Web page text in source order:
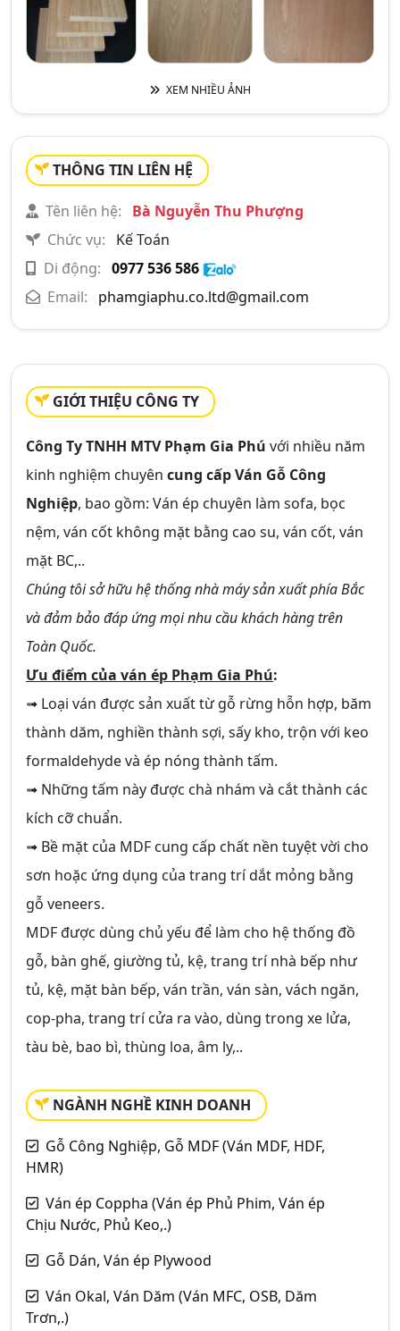
XEM NHIỀU ẢNH
THÔNG TIN LIÊN HỆ
Tên liên hệ:
Bà Nguyễn Thu Phượng
Chức vụ:
Kế Toán
Di động: 0977 536 586
Email:
phamgiaphu.co.ltd@gmail.com
GIỚI THIỆU CÔNG TY
Công Ty TNHH MTV Phạm Gia Phú với nhiều năm
kinh nghiệm chuyên cung cấp Ván Gỗ Công
Nghiệp, bao gồm: Ván ép chuyên làm sofa, bọc
nệm, ván cốt không mặt bằng cao su, ván cốt, ván
mặt BC,..
Chúng tôi sở hữu hệ thống nhà máy sản xuất phía Bắc
và đảm bảo đáp ứng mọi nhu cầu khách hàng trên
Toàn Quốc.
Ưu điểm của ván ép Phạm Gia Phú:
➟ Loại ván được sản xuất từ gỗ rừng hỗn hợp, băm
thành dăm, nghiền thành sợi, sấy kho, trộn với keo
formaldehyde và ép nóng thành tấm.
➟ Những tấm này được chà nhám và cắt thành các
kích cỡ chuẩn.
➟ Bề mặt của MDF cung cấp chất nền tuyệt vời cho
sơn hoặc ứng dụng của trang trí dắt mỏng bằng
gỗ veneers.
MDF được dùng chủ yếu để làm cho hệ thống đồ
gỗ, bàn ghế, giường tủ, kệ, trang trí nhà bếp như
tủ, kệ, mặt bàn bếp, ván trần, ván sàn, vách ngăn,
cop-pha, trang trí cửa ra vào, dùng trong xe lửa,
tàu bè, bao bì, thùng loa, âm ly,..
NGÀNH NGHỀ KINH DOANH
Gỗ Công Nghiệp, Gỗ MDF (Ván MDF, HDF,
HMR)
Ván ép Coppha (Ván ép Phủ Phim, Ván ép
Chịu Nước, Phủ Keo,.)
Gỗ Dán, Ván ép Plywood
Ván Okal, Ván Dăm (Ván MFC, OSB, Dăm
Trơn,.)